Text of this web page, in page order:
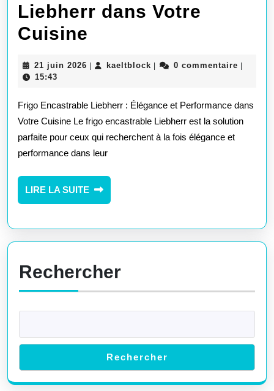
Liebherr dans Votre
Cuisine
Performance
avec
le
Frigo
Liebherr
dans
Votre
21 juin 2026 21
kaeltblock kaeltblock0 commentaire
15:43
Frigo Encastrable Liebherr : Élégance et Performance dans
Votre Cuisine Le frigo encastrable Liebherr est la solution
parfaite pour ceux qui recherchent à la fois élégance et
performance dans leur
LIRE LA SUITE
LIRE
LA
Rechercher
Rechercher